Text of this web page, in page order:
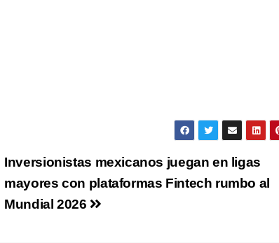
Inversionistas mexicanos juegan en ligas
mayores con plataformas Fintech rumbo al
Mundial 2026